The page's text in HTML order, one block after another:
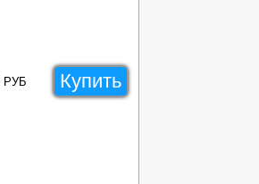
РУБ Купить